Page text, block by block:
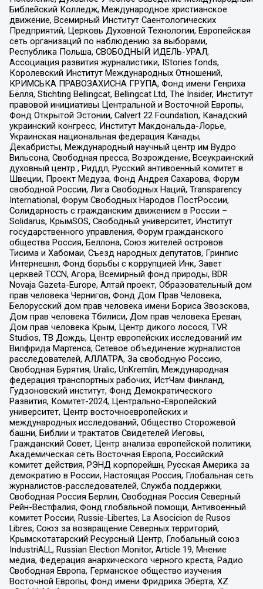
Библейский Колледж, Международное христианское
движение, Всемирный Институт Саентологических
Предприятий, Церковь Духовной Технологии, Европейская
сеть организаций по наблюдению за выборами,
Республика Польша, СВОБОДНЫЙ ИДЕЛЬ-УРАЛ,
Ассоциация развития журналистики, IStories fonds,
Королевский Институт Международных Отношений,
КРИМСЬКА ПРАВОЗАХИСНА ГРУПА, Фонд имени Генриха
Бёлля, Stichting Bellingcat, Bellingcat Ltd, The Insider, Институт
правовой инициативы Центральной и Восточной Европы,
Фонд Открытой Эстонии, Calvert 22 Foundation, Канадский
украинский конгресс, Институт Макдональда-Лорье,
Украинская национальная федерация Канады,
Декабристы, Международный научный центр им Вудро
Вильсона, Свободная пресса, Возрождение, Всеукраинский
духовный центр , Риддл, Русский антивоенный комитет в
Швеции, Проект Медуза, Фонд Андрея Сахарова, Форум
свободной России, Лига Свободных Наций, Transparеncy
International, Форум Свободных Народов ПостРоссии,
Солидарность с гражданским движением в России –
Solidarus, КрымSOS, Свободный университет, Институт
государственного управления, Форум гражданского
общества Россия, Беллона, Союз жителей островов
Тисима и Хабомаи, Съезд народных депутатов, Гринпис
Интернешнл, Фонд борьбы с коррупцией Инк, Завет
церквей TCCN, Агора, Всемирный фонд природы, BDR
Novaja Gazeta-Europe, Алтай проект, Образовательный дом
прав человека Чернигов, Фонд Дом Прав Человека,
Белорусский дом прав человека имени Бориса Звозскова,
Дом прав человека Тбилиси, Дом прав человека Ереван,
Дом прав человека Крым, Центр дикого лосося, TVR
Studios, ТВ Дождь, Центр европейских исследований им
Вилфрида Мартенса, Сетевое объединение журналистов
расследователей, АЛЛАТРА, За свободную Россию,
Свободная Бурятия, Uralic, UnKremlin, Международная
федерация транспортных рабочих, ИстЧам Финланд,
Гудзоновский институт, Фонд Демократического
Развития, Комитет-2024, Центрально-Европейский
университет, Центр восточноевропейских и
международных исследований, Общество Сторожевой
башни, Библии и трактатов Свидетелей Иеговы,
Гражданский Совет, Центр анализа европейской политики,
Академическая сеть Восточная Европа, Российский
комитет действия, РЭНД корпорейшн, Русская Америка за
демократию в России, Настоящая Россия, Глобальная сеть
журналистов-расследователей, Служба поддержки,
Свободная Россия Берлин, Свободная Россия Северный
Рейн-Вестфалия, Фонд глобальной помощи, Антивоенный
комитет России, Russie-Libertes, La Asocicion de Rusos
Libres, Союз за возвращение Северных территорий,
Крымскотатарский Ресурсный Центр, Глобальный союз
IndustriALL, Russian Election Monitor, Article 19, Мнение
медиа, Федерация анархического черного креста, Радио
Свободная Европа, Германское общество изучения
Восточной Европы, Фонд имени Фридриха Эберта, XZ